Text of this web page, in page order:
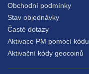
Obchodní podmínky
Stav objednávky
Časté dotazy
Aktivace PM pomocí kódu
Aktivační kódy geocoinů